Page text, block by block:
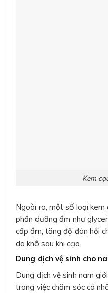
Kem
Ngoài ra, một số loại kem
phần dưỡng ẩm như
cấp ẩm, tăng độ đàn hồi
da khô sau khi cạo.
Dung dịch vệ sinh cho
Dung dịch vệ sinh nam
trong việc chăm sóc cá